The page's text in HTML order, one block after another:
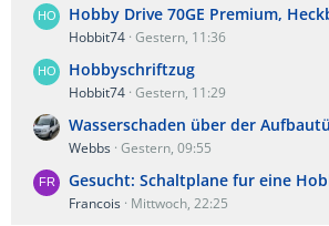
Hobby Drive 70GE Premium,
Hobbit74 Gestern, 11:36
Hobbyschriftzug
Hobbit74 Gestern, 11:29
Wasserschaden über der
Webbs Gestern, 09:55
Gesucht: Schaltplane fur eine
Francois Mittwoch, 22:25